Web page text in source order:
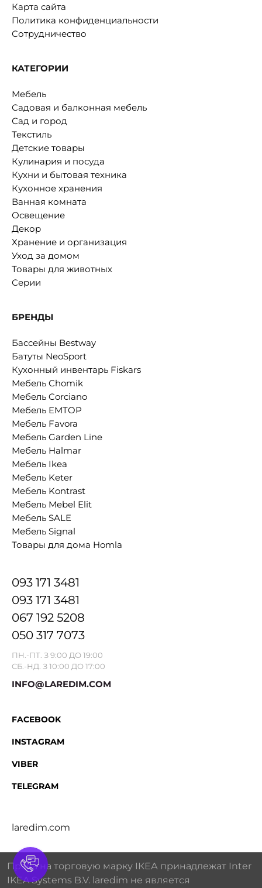
Карта сайта
Политика конфиденциальности
Сотрудничество
КАТЕГОРИИ
Мебель
Садовая и балконная мебель
Сад и город
Текстиль
Детские товары
Кулинария и посуда
Кухни и бытовая техника
Кухонное хранения
Ванная комната
Освещение
Декор
Хранение и организация
Уход за домом
Товары для животных
Серии
БРЕНДЫ
Бассейны Bestway
Батуты NeoSport
Кухонный инвентарь Fiskars
Мебель Chomik
Мебель Corciano
Мебель EMTOP
Мебель Favora
Мебель Garden Line
Мебель Halmar
Мебель Ikea
Мебель Keter
Мебель Kontrast
Мебель Mebel Elit
Мебель SALE
Мебель Signal
Товары для дома Homla
093 171 3481
093 171 3481
067 192 5208
050 317 7073
ПН.-ПТ. З 9:00 ДО 19:00
СБ.-НД. З 10:00 ДО 17:00
INFO@LAREDIM.COM
FACEBOOK
INSTAGRAM
VIBER
TELEGRAM
laredim.com
Права на торговую марку IКЕА принадлежат Inter
IKEA Systems B.V. laredim не является